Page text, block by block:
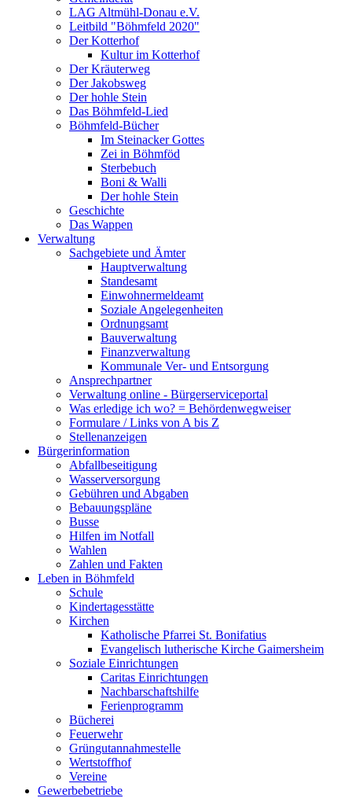
LAG Altmühl-Donau e.V.
Leitbild "Böhmfeld 2020"
Der Kotterhof
Kultur im Kotterhof
Der Kräuterweg
Der Jakobsweg
Der hohle Stein
Das Böhmfeld-Lied
Böhmfeld-Bücher
Im Steinacker Gottes
Zei in Böhmföd
Sterbebuch
Boni & Walli
Der hohle Stein
Geschichte
Das Wappen
Verwaltung
Sachgebiete und Ämter
Hauptverwaltung
Standesamt
Einwohnermeldeamt
Soziale Angelegenheiten
Ordnungsamt
Bauverwaltung
Finanzverwaltung
Kommunale Ver- und Entsorgung
Ansprechpartner
Verwaltung online - Bürgerserviceportal
Was erledige ich wo? = Behördenwegweiser
Formulare / Links von A bis Z
Stellenanzeigen
Bürgerinformation
Abfallbeseitigung
Wasserversorgung
Gebühren und Abgaben
Bebauungspläne
Busse
Hilfen im Notfall
Wahlen
Zahlen und Fakten
Leben in Böhmfeld
Schule
Kindertagesstätte
Kirchen
Katholische Pfarrei St. Bonifatius
Evangelisch lutherische Kirche Gaimersheim
Soziale Einrichtungen
Caritas Einrichtungen
Nachbarschaftshilfe
Ferienprogramm
Bücherei
Feuerwehr
Grüngutannahmestelle
Wertstoffhof
Vereine
Gewerbebetriebe